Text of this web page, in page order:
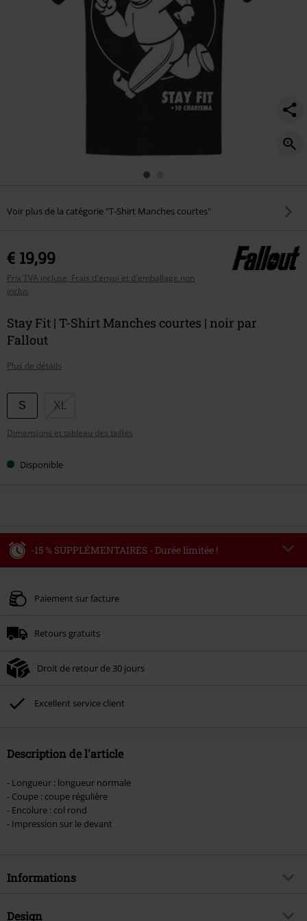
Voir plus de la catégorie "T-Shirt Manches courtes"
€ 19,99
Prix TVA incluse, Frais d'envoi et d'emballage non
inclus
Stay Fit | T-Shirt Manches courtes | noir par
Fallout
Plus de détails
Choisissez
votre
taille
S XL
Dimensions et tableau des tailles
Disponible
-15 % SUPPLÉMENTAIRES - Durée limitée !
Valable jusqu'au 09/08/2026
Une fois le code saisi, la réduction sera automatiquement déduite à la fin de
Non cumulable avec dautres promotions. Non valable sur : les livres, les
Broilers, Die Ärzte, Die Toten Hosen, Metality, les bons d'achat et les articles
incluant un don.
Paiement sur facture
Retours gratuits
Droit de retour de 30 jours
Excellent service client
Description de l'article
- Longueur : longueur normale
- Coupe : coupe régulière
- Encolure : col rond
- Impression sur le devant
Informations
Article n°.
Design